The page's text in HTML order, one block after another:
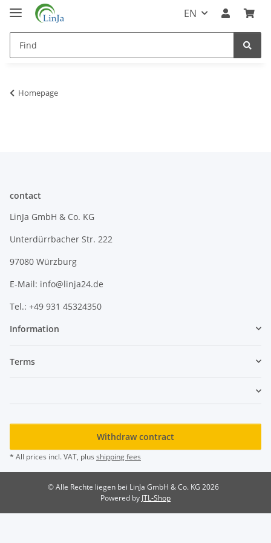
EN
Homepage
contact
LinJa GmbH & Co. KG
Unterdürrbacher Str. 222
97080 Würzburg
E-Mail: info@linja24.de
Tel.: +49 931 45324350
Information
Terms
Withdraw contract
* All prices incl. VAT, plus shipping fees
© Alle Rechte liegen bei LinJa GmbH & Co. KG 2026
Powered by JTL-Shop